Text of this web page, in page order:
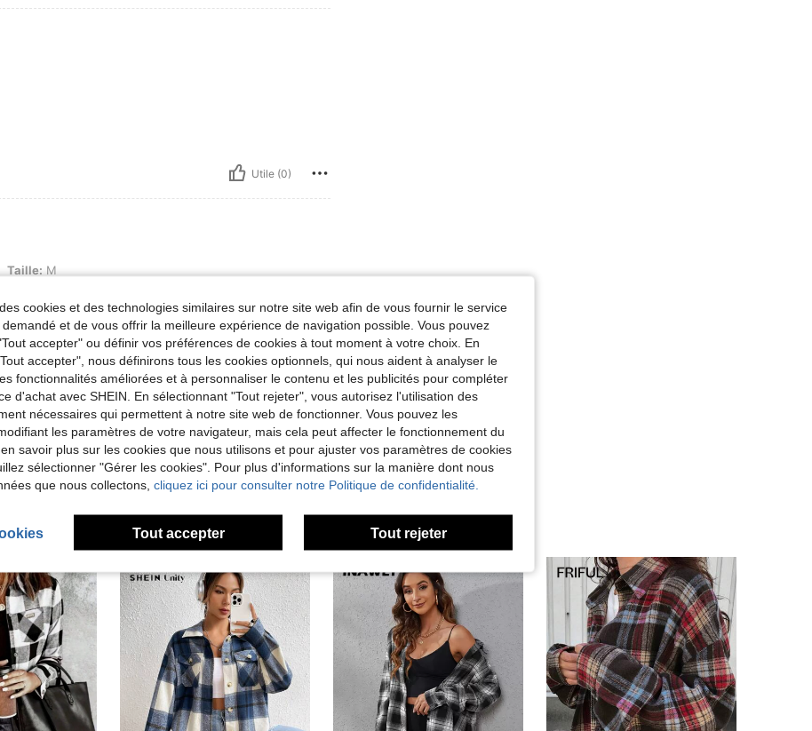
Utile (0)
Taille: M
Utile (0)
D'avis
cookies et des technologies similaires sur notre site web afin de vous fournir le service
et de vous offrir la meilleure expérience de navigation possible. Vous pouvez
accepter" ou définir vos préférences de cookies à tout moment à votre choix. En
accepter", nous définirons tous les cookies optionnels, qui nous aident à analyser le
fonctionnalités améliorées et à personnaliser le contenu et les publicités pour compléter
d'achat avec SHEIN. En sélectionnant "Tout rejeter", vous autorisez l'utilisation des
nécessaires qui permettent à notre site web de fonctionner. Vous pouvez les
les paramètres de votre navigateur, mais cela peut affecter le fonctionnement du
savoir plus sur les cookies que nous utilisons et pour ajuster vos paramètres de cookies
sélectionner "Gérer les cookies". Pour plus d'informations sur la manière dont nous
que nous collectons, cliquez ici pour consulter notre Politique de confidentialité.
Tout accepter Tout rejeter